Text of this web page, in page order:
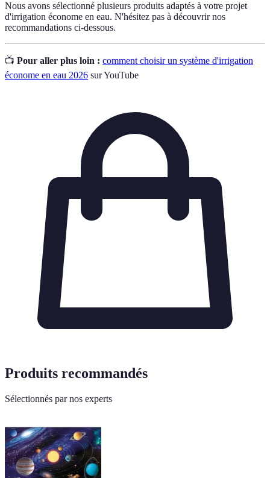
Nous avons sélectionné plusieurs produits adaptés à votre projet
d'irrigation économe en eau. N'hésitez pas à découvrir nos
recommandations ci-dessous.
📺 Pour aller plus loin : comment choisir un système d'irrigation
économe en eau 2026 sur YouTube
Produits recommandés
Sélectionnés par nos experts